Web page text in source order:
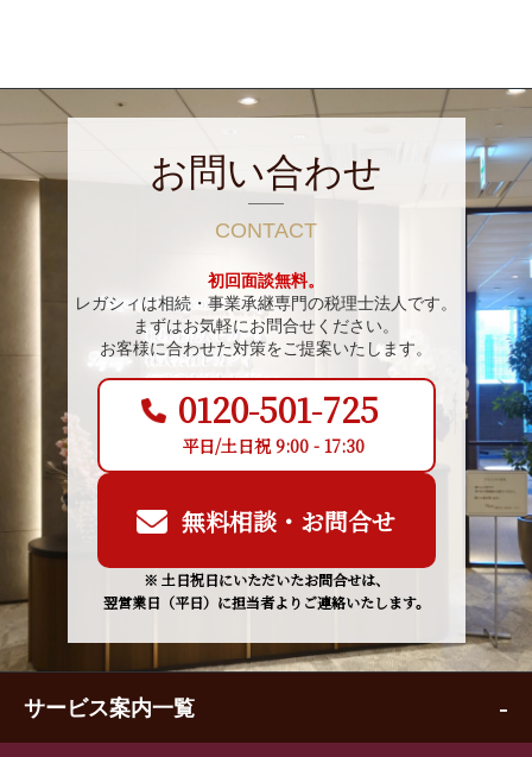
お問い合わせ
CONTACT
初回面談無料。
レガシィは相続・事業承継専門の税理士法人です。
まずはお気軽にお問合せください。
お客様に合わせた対策をご提案いたします。
0120-501-725
平日/土日祝 9:00 - 17:30
無料相談・お問合せ
※ 土日祝日にいただいたお問合せは、
翌営業日（平日）に担当者よりご連絡いたします。
サービス案内一覧